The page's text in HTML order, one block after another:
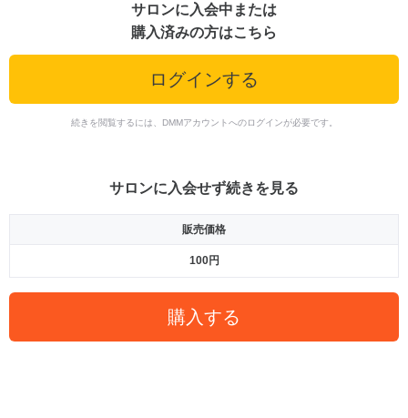
サロンに入会中または
購入済みの方はこちら
ログインする
続きを閲覧するには、DMMアカウントへのログインが必要です。
サロンに入会せず続きを見る
販売価格
100円
購入する